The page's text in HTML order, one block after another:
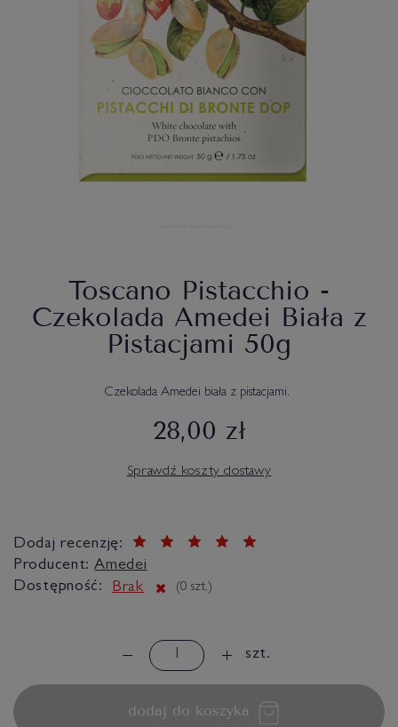
Toscano Pistacchio -
Czekolada Amedei Biała z
Pistacjami 50g
Czekolada Amedei biała z pistacjami.
28,00 zł
Sprawdź koszty dostawy
Dodaj recenzję:
Producent: Amedei
Dostępność:
Brak (0 szt.)
szt.
dodaj do koszyka